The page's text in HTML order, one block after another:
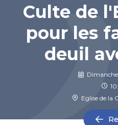
Culte de
pour les
deuil
Dimanche
Eglise de la